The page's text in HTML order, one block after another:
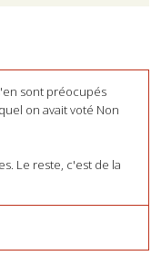
sont préocupés
on avait voté Non
Le reste, c'est de la